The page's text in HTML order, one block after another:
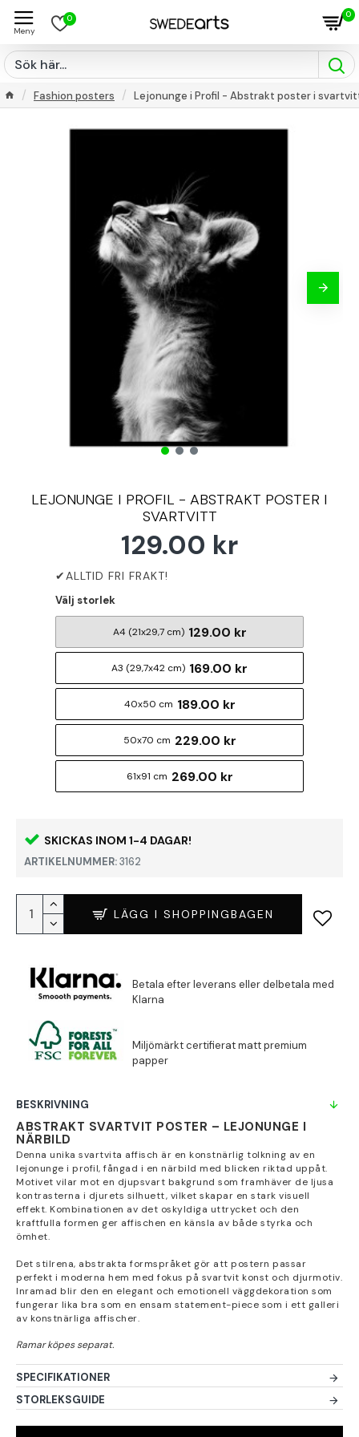
0 0
Fashion posters Lejonunge i Profil - Abstrakt poster i
LEJONUNGE I PROFIL - ABSTRAKT POSTER I
SVARTVITT
SKICKAS INOM 1-4 DAGAR!
ARTIKELNUMMER:3162
129.00 kr
Välj storlek
A4 (21x29,7 cm) 129.00 kr
A3 (29,7x42 cm) 169.00 kr
40x50 cm 189.00 kr
50x70 cm 229.00 kr
61x91 cm 269.00 kr
LÄGG I SHOPPINGBAGEN
BESKRIVNING
ABSTRAKT SVARTVIT POSTER – LEJONUNGE I
NÄRBILD
Denna unika svartvita affisch är en konstnärlig tolkning av en
lejonunge i profil, fångad i en närbild med blicken riktad uppåt.
Motivet vilar mot en djupsvart bakgrund som framhäver de ljusa
kontrasterna i djurets silhuett, vilket skapar en stark visuell
effekt. Kombinationen av det oskyldiga uttrycket och den
kraftfulla formen ger affischen en känsla av både styrka och
ömhet.
Det stilrena, abstrakta formspråket gör att postern passar
perfekt i moderna hem med fokus på svartvit konst och djurmotiv.
Inramad blir den en elegant och emotionell väggdekoration som
fungerar lika bra som en ensam statement-piece som i ett galleri
av konstnärliga affischer.
SPECIFIKATIONER
STORLEKSGUIDE